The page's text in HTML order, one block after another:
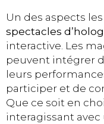
Un des aspects
spectacles
interactive. Les
peuvent intégrer
leurs
participer et de
Que ce soit en
interagissant